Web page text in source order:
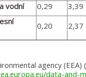
vodní
0,29 3,39
0,20 2,37
agency (EEA)
data-and-